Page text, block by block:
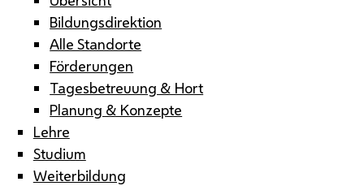
Bildungsdirektion
Alle Standorte
Förderungen
Tagesbetreuung & Hort
Planung & Konzepte
Lehre
Studium
Weiterbildung